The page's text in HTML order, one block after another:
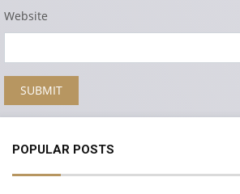
Website
POPULAR POSTS